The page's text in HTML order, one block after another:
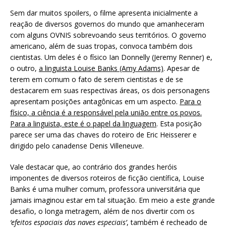
Sem dar muitos spoilers, o filme apresenta inicialmente a
reação de diversos governos do mundo que amanheceram
com alguns OVNIS sobrevoando seus territórios. O governo
americano, além de suas tropas, convoca também dois
cientistas. Um deles é o físico Ian Donnelly (Jeremy Renner) e,
o outro, a linguista Louise Banks (Amy Adams). Apesar de
terem em comum o fato de serem cientistas e de se
destacarem em suas respectivas áreas, os dois personagens
apresentam posições antagônicas em um aspecto. Para o
físico, a ciência é a responsável pela união entre os povos.
Para a linguista, este é o papel da linguagem. Esta posição
parece ser uma das chaves do roteiro de Eric Heisserer e
dirigido pelo canadense Denis Villeneuve.
Vale destacar que, ao contrário dos grandes heróis
imponentes de diversos roteiros de ficção científica, Louise
Banks é uma mulher comum, professora universitária que
jamais imaginou estar em tal situação. Em meio a este grande
desafio, o longa metragem, além de nos divertir com os
‘efeitos espaciais das naves especiais’, também é recheado de